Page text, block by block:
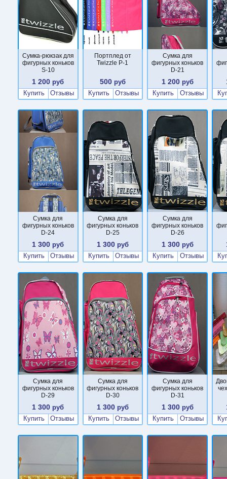
Сумка-рюкзак для
фигурных коньков
S-10
1 200 руб
Купить
Отзывы
Портплед от
Twizzle P-1
500 руб
Купить
Отзывы
Сумка для
фигурных коньков
D-21
1 200руб
Купить
Отзывы
Сумка для
фигурных коньков
D-24
1 300 руб
Купить
Отзывы
Сумка для
фигурных коньков
D-25
1 300 руб
Купить
Отзывы
Сумка для
фигурных коньков
D-26
1 300руб
Купить
Отзывы
Сумка для
фигурных коньков
D-29
1 300 руб
Купить
Отзывы
Сумка для
фигурных коньков
D-30
1 300 руб
Купить
Отзывы
Сумка для
фигурных коньков
D-31
1 300руб
Купить
Отзывы